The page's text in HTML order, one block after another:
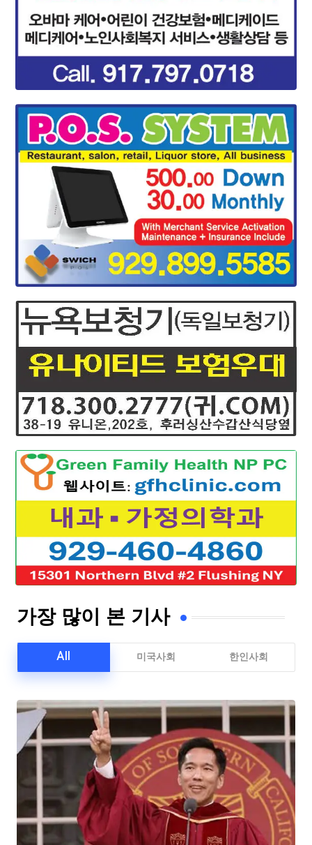
가장 많이 본 기사
All 미국사회 한인사회